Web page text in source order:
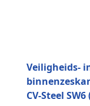
Veiligheids-
CV-Steel